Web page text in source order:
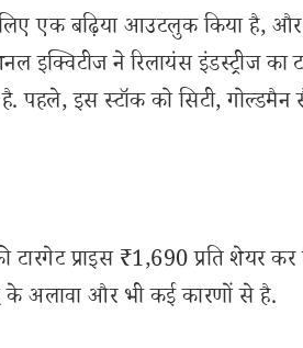
लिए एक बढ़िया आउटलुक किया है,
इक्विटीज ने रिलायंस इंडस्ट्रीज का
है. पहले, इस स्टॉक को सिटी,
टारगेट प्राइस ₹1,690 प्रति शेयर कर
के अलावा और भी कई कारणों से है.